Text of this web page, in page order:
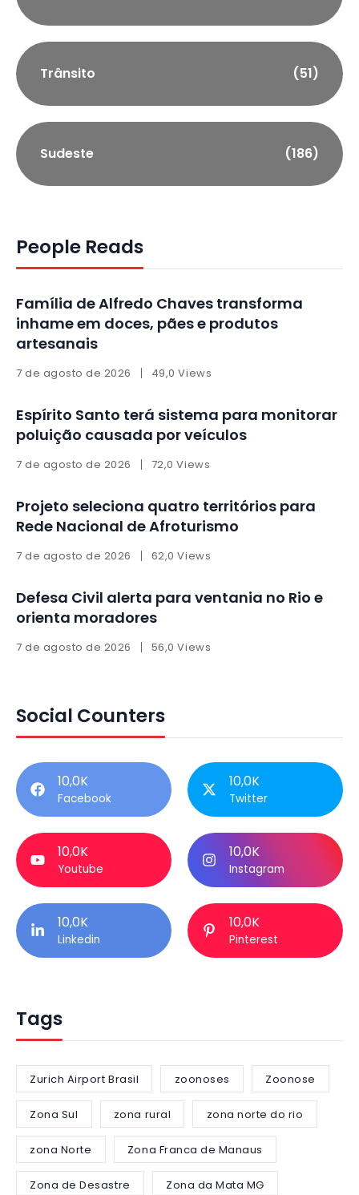
Trânsito (51)
Sudeste (186)
People Reads
Família de Alfredo Chaves transforma
inhame em doces, pães e produtos
artesanais
7 de agosto de 2026 49,0 Views
Espírito Santo terá sistema para monitorar
poluição causada por veículos
7 de agosto de 2026 72,0 Views
Projeto seleciona quatro territórios para
Rede Nacional de Afroturismo
7 de agosto de 2026 62,0 Views
Defesa Civil alerta para ventania no Rio e
orienta moradores
7 de agosto de 2026 56,0 Views
Social Counters
10,0K
Facebook
10,0K
Twitter
10,0K
Youtube
10,0K
Instagram
10,0K
Linkedin
10,0K
Pinterest
Tags
Zurich Airport Brasil zoonoses Zoonose
Zona Sul zona rural zona norte do rio
zona Norte Zona Franca de Manaus
Zona de Desastre Zona da Mata MG